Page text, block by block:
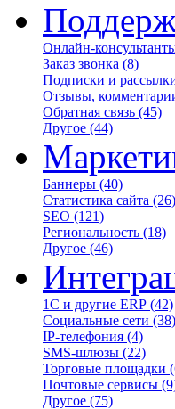
Онлайн-
Заказ звонка (8)
Подписки и
Отзывы,
Обратная связь (45)
Другое (44)
Баннеры (40)
Статистика сайта (26)
SEO (121)
Региональность (18)
Другое (46)
1С и другие ERP (42)
Социальные сети (38)
IP-телефония (4)
SMS-шлюзы (22)
Торговые площадки
Почтовые сервисы
Другое (75)